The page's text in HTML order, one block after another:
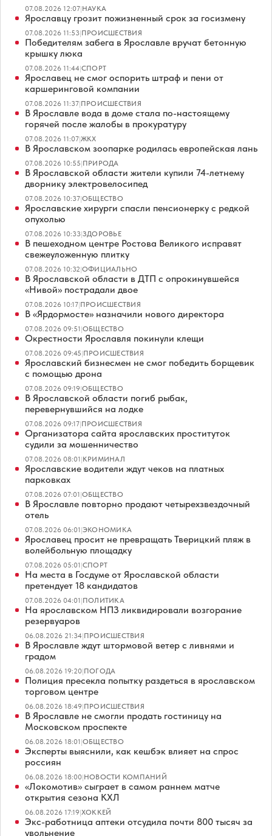
07.08.2026 12:07|НАУКА
Ярославцу грозит пожизненный срок за госизмену
07.08.2026 11:53|ПРОИСШЕСТВИЯ
Победителям забега в Ярославле вручат бетонную
крышку люка
07.08.2026 11:44|СПОРТ
Ярославец не смог оспорить штраф и пени от
каршеринговой компании
07.08.2026 11:37|ПРОИСШЕСТВИЯ
В Ярославле вода в доме стала по-настоящему
горячей после жалобы в прокуратуру
07.08.2026 11:07|ЖКХ
В Ярославском зоопарке родилась европейская лань
07.08.2026 10:55|ПРИРОДА
В Ярославской области жители купили 74-летнему
дворнику электровелосипед
07.08.2026 10:37|ОБЩЕСТВО
Ярославские хирурги спасли пенсионерку с редкой
опухолью
07.08.2026 10:33|ЗДОРОВЬЕ
В пешеходном центре Ростова Великого исправят
свежеуложенную плитку
07.08.2026 10:32|ОФИЦИАЛЬНО
В Ярославской области в ДТП с опрокинувшейся
«Нивой» пострадали двое
07.08.2026 10:17|ПРОИСШЕСТВИЯ
В «Ярдормосте» назначили нового директора
07.08.2026 09:51|ОБЩЕСТВО
Окрестности Ярославля покинули клещи
07.08.2026 09:45|ПРОИСШЕСТВИЯ
Ярославский бизнесмен не смог победить борщевик
с помощью дрона
07.08.2026 09:19|ОБЩЕСТВО
В Ярославской области погиб рыбак,
перевернувшийся на лодке
07.08.2026 09:17|ПРОИСШЕСТВИЯ
Организатора сайта ярославских проституток
судили за мошенничество
07.08.2026 08:01|КРИМИНАЛ
Ярославские водители ждут чеков на платных
парковках
07.08.2026 07:01|ОБЩЕСТВО
В Ярославле повторно продают четырехзвездочный
отель
07.08.2026 06:01|ЭКОНОМИКА
Ярославец просит не превращать Тверицкий пляж в
волейбольную площадку
07.08.2026 05:01|СПОРТ
На места в Госдуме от Ярославской области
претендует 18 кандидатов
07.08.2026 04:01|ПОЛИТИКА
На ярославском НПЗ ликвидировали возгорание
резервуаров
06.08.2026 21:34|ПРОИСШЕСТВИЯ
В Ярославле ждут штормовой ветер с ливнями и
градом
06.08.2026 19:20|ПОГОДА
Полиция пресекла попытку раздеться в ярославском
торговом центре
06.08.2026 18:49|ПРОИСШЕСТВИЯ
В Ярославле не смогли продать гостиницу на
Московском проспекте
06.08.2026 18:01|ОБЩЕСТВО
Эксперты выяснили, как кешбэк влияет на спрос
россиян
06.08.2026 18:00|НОВОСТИ КОМПАНИЙ
«Локомотив» сыграет в самом раннем матче
открытия сезона КХЛ
06.08.2026 17:19|ХОККЕЙ
Экс-работница аптеки отсудила почти 800 тысяч за
увольнение